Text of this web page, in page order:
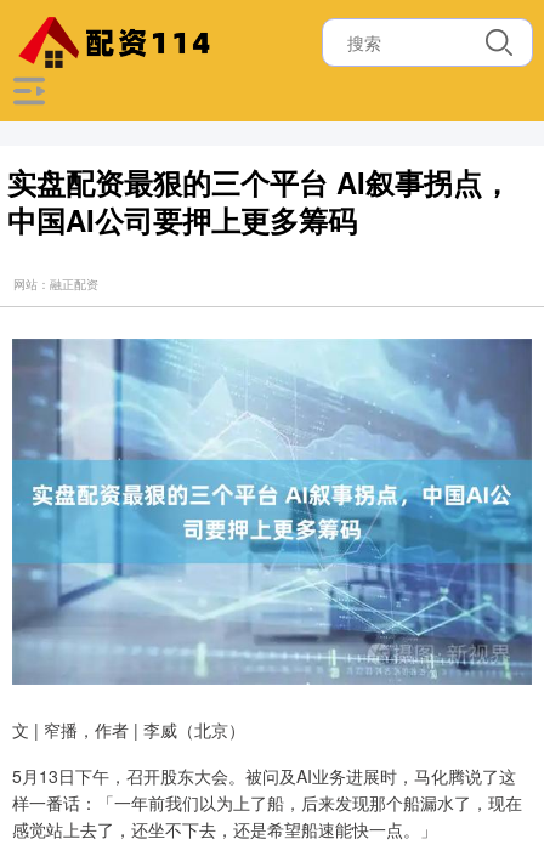
实盘配资最狠的三个平台 AI叙事拐点，
中国AI公司要押上更多筹码
网站：融正配资
文 | 窄播，作者 | 李威（北京）
5月13日下午，召开股东大会。被问及AI业务进展时，马化腾说了这
样一番话：「一年前我们以为上了船，后来发现那个船漏水了，现在
感觉站上去了，还坐不下去，还是希望船速能快一点。」